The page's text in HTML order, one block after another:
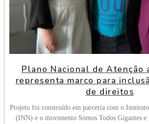
Plano Nacional de Atenção
representa marco para
de direitos
Projeto foi construído em parceria com o
(INN) e o movimento Somos Todos Gigantes